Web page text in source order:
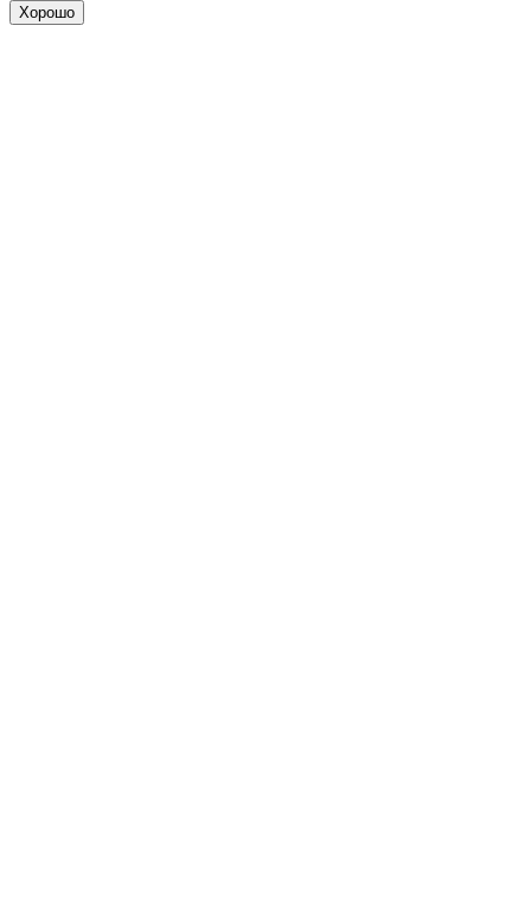
Хорошо